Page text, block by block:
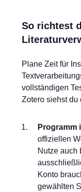
So richtest
Plane Zeit für
vollständigen
Zotero siehst du
Programm
offiziellen
Nutze auch
Konto
gewählten